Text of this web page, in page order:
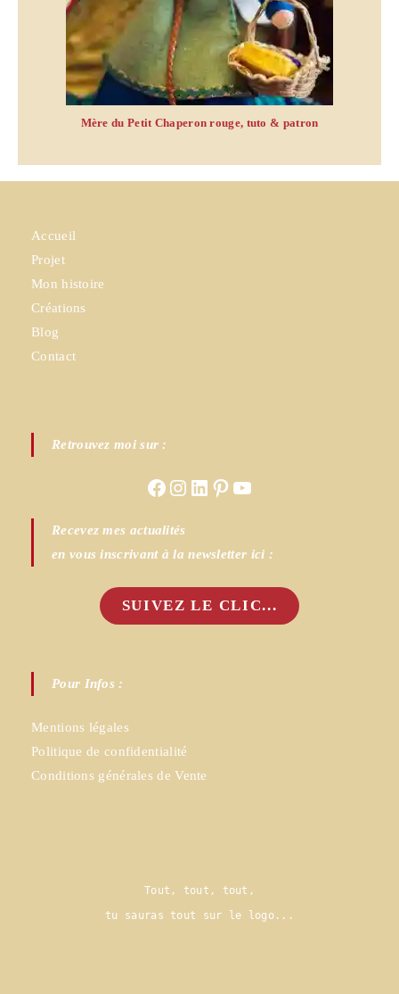
Mère du Petit Chaperon rouge, tuto & patron
Accueil
Projet
Mon histoire
Créations
Blog
Contact
Retrouvez moi sur :
FacebookInstagram
LinkedIn
PinterestYouTube
Recevez mes actualités
en vous inscrivant à la newsletter ici :
SUIVEZ LE CLIC...
Pour Infos :
Mentions légales
Politique de confidentialité
Conditions générales de Vente
Tout, tout, tout,
tu sauras tout sur le logo.. .